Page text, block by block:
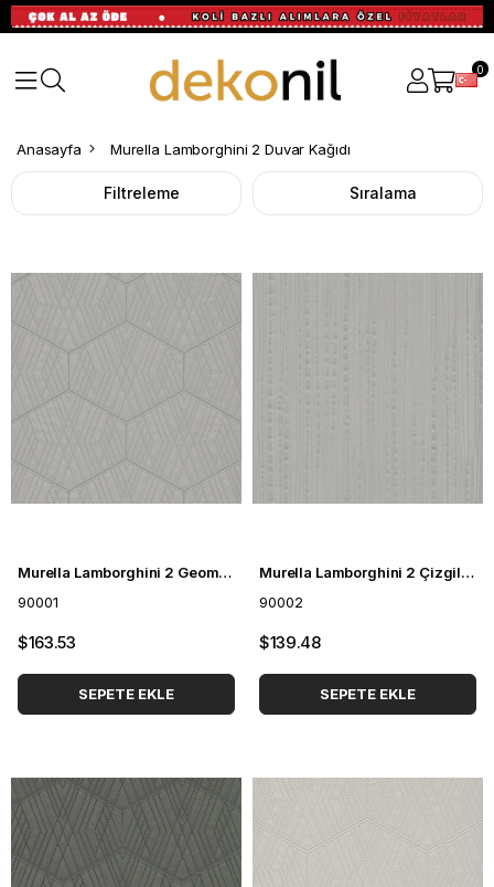
0
Anasayfa Murella Lamborghini 2 Duvar Kağıdı
Filtreleme Sıralama
Murella Lamborghini 2 Geometrik Desenli Duvar Kağıdı 90001
90001
$163.53
SEPETE EKLE
Murella Lamborghini 2 Çizgili Duvar Kağıdı 90002
90002
$139.48
SEPETE EKLE